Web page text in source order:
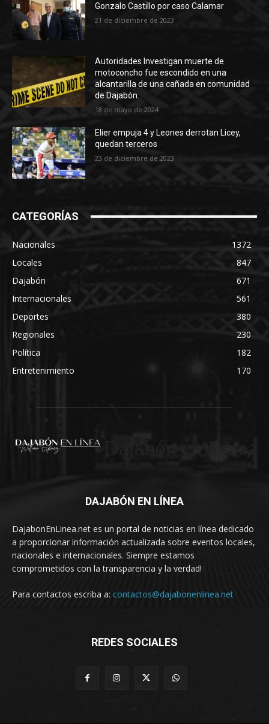
Gonzalo Castillo por caso Calamar
21 de diciembre de 2023
Autoridades Investigan muerte de
motoconcho fue escondido en una
alcantarilla de una cañada en comunidad
de Dajabón.
18 de mayo de 2024
Elier empuja 4 y Leones derrotan Licey,
quedan terceros
23 de diciembre de 2023
CATEGORÍAS
Nacionales
1372
Locales
847
Dajabón
671
Internacionales
561
Deportes
380
Regionales
230
Política
182
Entretenimiento
170
DAJABÓN EN LÍNEA
DajabonEnLinea.net es un portal de noticias en línea dedicado
a proporcionar información actualizada sobre eventos locales,
nacionales e internacionales. Siempre estamos
comprometidos con la transparencia y la verdad!
Para contactos escriba a: contactos@dajabonenlinea.net
REDES SOCIALES